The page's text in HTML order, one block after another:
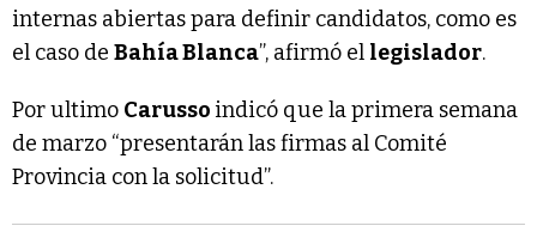
internas abiertas para definir candidatos, como es
el caso de Bahía Blanca”, afirmó el legislador.
Por ultimo Carusso indicó que la primera semana
de marzo “presentarán las firmas al Comité
Provincia con la solicitud”.